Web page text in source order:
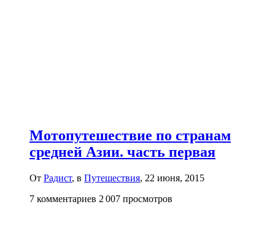
Мотопутешествие по странам
средней Азии. часть первая
От Радист, в Путешествия, 22 июня, 2015
7 комментариев 2 007 просмотров